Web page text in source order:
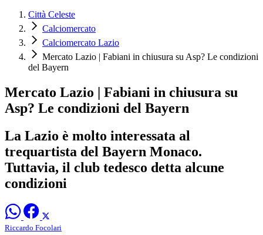
Città Celeste
Calciomercato
Calciomercato Lazio
Mercato Lazio | Fabiani in chiusura su Asp? Le condizioni
del Bayern
Mercato Lazio | Fabiani in chiusura su
Asp? Le condizioni del Bayern
La Lazio è molto interessata al
trequartista del Bayern Monaco.
Tuttavia, il club tedesco detta alcune
condizioni
Riccardo Focolari